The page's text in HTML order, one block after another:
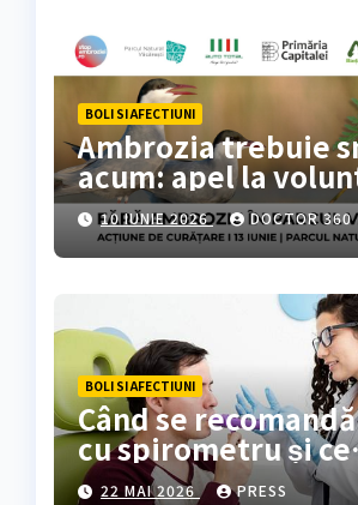
BOLI SI AFECTIUNI
Ambrozia trebuie
acum: apel la
pentru acțiune de
în Parcul Natural
Văcărești
10 IUNIE 2026 DOCTOR 360
BOLI SI AFECTIUNI
Când se
cu spirometru și ce
rezultate oferă?
22 MAI 2026 PRESS